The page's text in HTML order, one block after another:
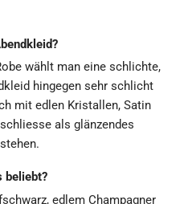
wählt man eine schlichte,
hingegen sehr schlicht
mit edlen Kristallen, Satin
als glänzendes
beliebt?
edlem Champagner